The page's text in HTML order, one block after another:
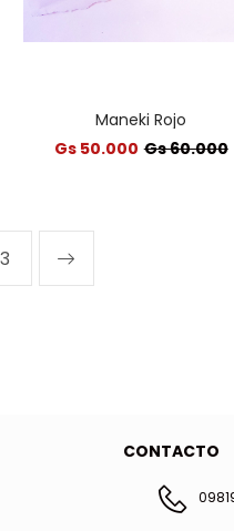
Maneki Rojo
Gs 50.000 Gs 60.000
3
CONTACTO